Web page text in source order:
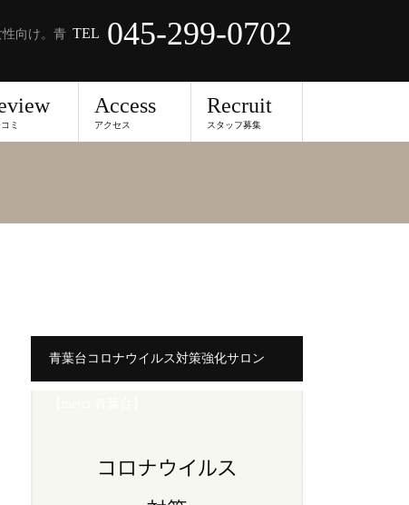
向け。青 TEL 045-299-0702
ミ
Access
アクセス
Recruit
スタッフ募集
青葉台コロナウイルス対策強化サロン